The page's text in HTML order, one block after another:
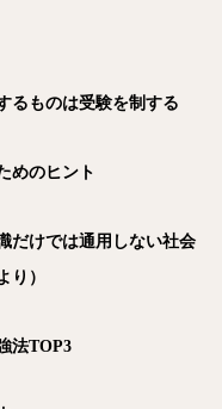
るものは受験を制する
めのヒント
だけでは通用しない社会
り）
法TOP3